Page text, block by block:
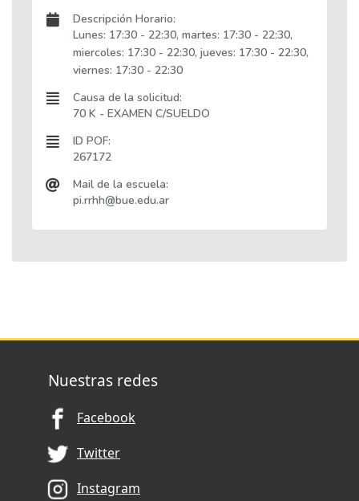
Descripción Horario:
Lunes: 17:30 - 22:30, martes: 17:30 - 22:30,
miercoles: 17:30 - 22:30, jueves: 17:30 - 22:30,
viernes: 17:30 - 22:30
Causa de la solicitud:
70 K - EXAMEN C/SUELDO
ID POF:
267172
Mail de la escuela:
pi.rrhh@bue.edu.ar
Nuestras redes